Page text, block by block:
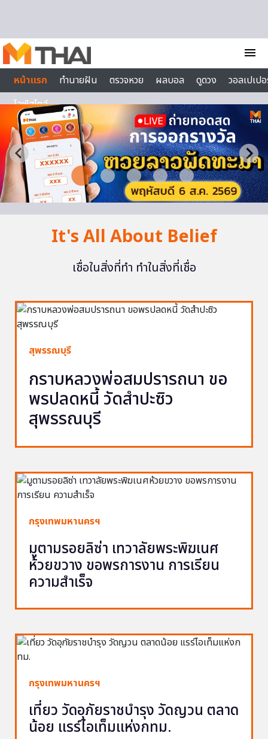
menu
หน้าแรก
ทำนายฝัน ตรวจหวย ผลบอล ดูดวง
วอลเปเป
ไลฟ์สไตล์
It's All About Belief
เชื่อในสิ่งที่ทำ ทำในสิ่งที่เชื่อ
สุพรรณบุรี
กราบหลวงพ่อสมปรารถนา ขอ
พรปลดหนี้ วัดสำปะซิว
สุพรรณบุรี
กรุงเทพมหานครฯ
มูตามรอยลิซ่า เทวาลัยพระพิฆเนศ
ห้วยขวาง ขอพรการงาน การเรียน
ความสำเร็จ
กรุงเทพมหานครฯ
เที่ยว วัดอุภัยราชบำรุง วัดญวน ตลาด
น้อย แรร์ไอเท็มแห่งกทม.